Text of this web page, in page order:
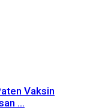
Vaksin
...